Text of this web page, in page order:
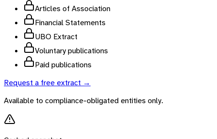
Articles of Association
Financial Statements
UBO Extract
Voluntary publications
Paid publications
Request a free extract →
Available to compliance-obligated entities only.